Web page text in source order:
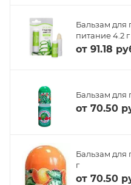
Бальзам для
питание 4.2 г
от 91.18
Бальзам для
от 70.50
Бальзам для
г
от 70.50